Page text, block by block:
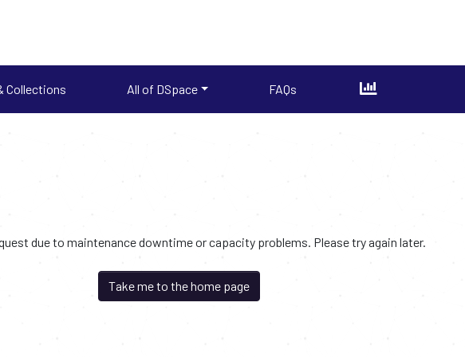
Collections All of DSpace FAQs
due to maintenance downtime or capacity problems. Please try again later.
Take me to the home page